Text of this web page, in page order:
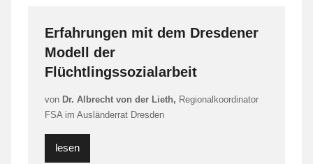
Erfahrungen mit dem Dresdener
Modell der
Flüchtlingssozialarbeit
von Dr. Albrecht von der Lieth, Regionalkoordinator
FSA im Ausländerrat Dresden
lesen